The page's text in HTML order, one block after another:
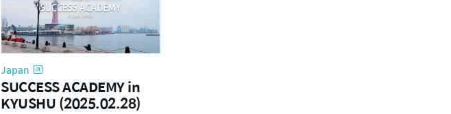
Japan
SUCCESS ACADEMY in
KYUSHU (2025.02.28)